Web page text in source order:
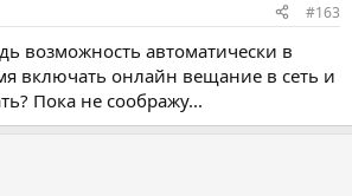
#163
возможность автоматически в
включать онлайн вещание в сеть и
Пока не соображу...